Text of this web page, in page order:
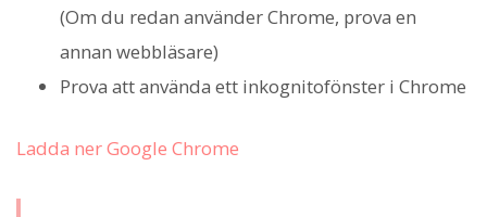
(Om du redan använder Chrome, prova en
annan webbläsare)
Prova att använda ett inkognitofönster i Chrome
Ladda ner Google Chrome